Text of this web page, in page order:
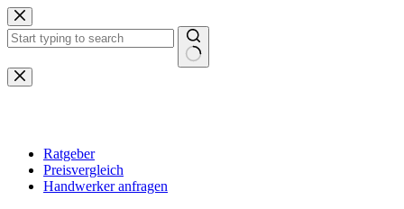
Zum
Inhalt
springen
Keine
Ergebnisse
Ratgeber
Preisvergleich
Handwerker anfragen